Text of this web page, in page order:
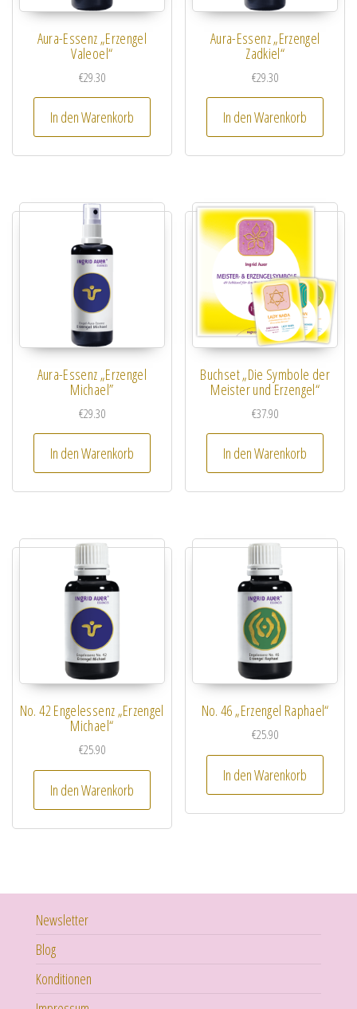
Aura-Essenz „Erzengel
Valeoel“
€29.30
In den Warenkorb
Aura-Essenz „Erzengel
Zadkiel“
€29.30
In den Warenkorb
Aura-Essenz „Erzengel
Michael”
€29.30
In den Warenkorb
Buchset „Die Symbole der
Meister und Erzengel“
€37.90
In den Warenkorb
No. 42 Engelessenz „Erzengel
Michael“
€25.90
In den Warenkorb
No. 46 „Erzengel Raphael“
€25.90
In den Warenkorb
Newsletter
Blog
Konditionen